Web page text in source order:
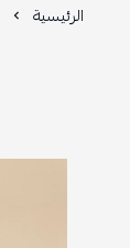
الرئيسية